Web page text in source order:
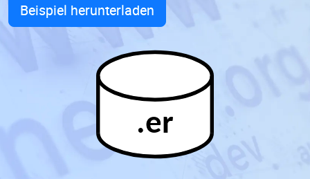
Beispiel herunterladen
.er